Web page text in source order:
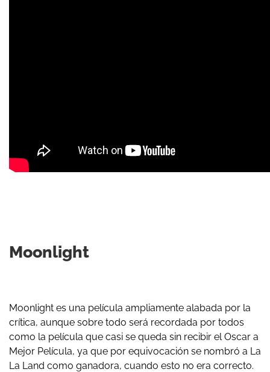
Moonlight
Moonlight es una película ampliamente alabada por la
crítica, aunque sobre todo será recordada por todos
como la película que casi se queda sin recibir el Oscar a
Mejor Película, ya que por equivocación se nombró a La
La Land como ganadora, cuando esto no era correcto.